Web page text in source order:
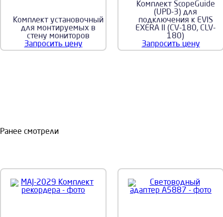
Комплект установочный
для монтируемых в
стену мониторов
Запросить цену
Комплект ScopeGuide
(UPD-3) для
подключения к EVIS
EXERA II (CV-180, CLV-
180)
Запросить цену
Ранее смотрели